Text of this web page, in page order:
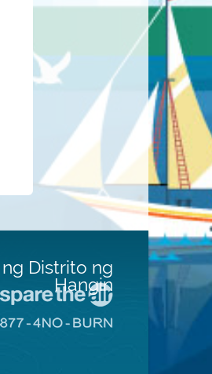
Distrito ng
Hangin
sa